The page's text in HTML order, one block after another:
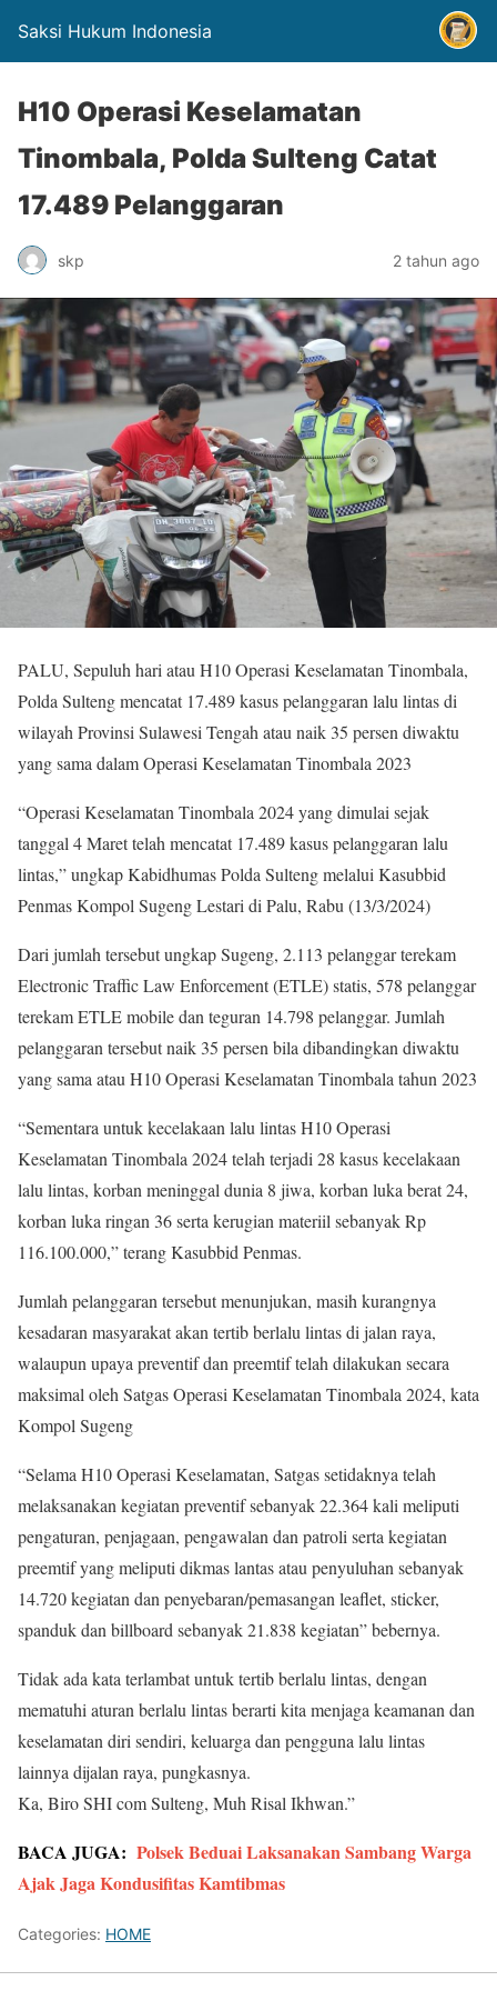
Saksi Hukum Indonesia
H10 Operasi Keselamatan
Tinombala, Polda Sulteng Catat
17.489 Pelanggaran
skp 2 tahun ago
PALU, Sepuluh hari atau H10 Operasi Keselamatan Tinombala,
Polda Sulteng mencatat 17.489 kasus pelanggaran lalu lintas di
wilayah Provinsi Sulawesi Tengah atau naik 35 persen diwaktu
yang sama dalam Operasi Keselamatan Tinombala 2023
“Operasi Keselamatan Tinombala 2024 yang dimulai sejak
tanggal 4 Maret telah mencatat 17.489 kasus pelanggaran lalu
lintas,” ungkap Kabidhumas Polda Sulteng melalui Kasubbid
Penmas Kompol Sugeng Lestari di Palu, Rabu (13/3/2024)
Dari jumlah tersebut ungkap Sugeng, 2.113 pelanggar terekam
Electronic Traffic Law Enforcement (ETLE) statis, 578 pelanggar
terekam ETLE mobile dan teguran 14.798 pelanggar. Jumlah
pelanggaran tersebut naik 35 persen bila dibandingkan diwaktu
yang sama atau H10 Operasi Keselamatan Tinombala tahun 2023
“Sementara untuk kecelakaan lalu lintas H10 Operasi
Keselamatan Tinombala 2024 telah terjadi 28 kasus kecelakaan
lalu lintas, korban meninggal dunia 8 jiwa, korban luka berat 24,
korban luka ringan 36 serta kerugian materiil sebanyak Rp
116.100.000,” terang Kasubbid Penmas.
Jumlah pelanggaran tersebut menunjukan, masih kurangnya
kesadaran masyarakat akan tertib berlalu lintas di jalan raya,
walaupun upaya preventif dan preemtif telah dilakukan secara
maksimal oleh Satgas Operasi Keselamatan Tinombala 2024, kata
Kompol Sugeng
“Selama H10 Operasi Keselamatan, Satgas setidaknya telah
melaksanakan kegiatan preventif sebanyak 22.364 kali meliputi
pengaturan, penjagaan, pengawalan dan patroli serta kegiatan
preemtif yang meliputi dikmas lantas atau penyuluhan sebanyak
14.720 kegiatan dan penyebaran/pemasangan leaflet, sticker,
spanduk dan billboard sebanyak 21.838 kegiatan” bebernya.
Tidak ada kata terlambat untuk tertib berlalu lintas, dengan
mematuhi aturan berlalu lintas berarti kita menjaga keamanan dan
keselamatan diri sendiri, keluarga dan pengguna lalu lintas
lainnya dijalan raya, pungkasnya.
Ka, Biro SHI com Sulteng, Muh Risal Ikhwan.”
BACA JUGA: Polsek Beduai Laksanakan Sambang Warga
Ajak Jaga Kondusifitas Kamtibmas
Categories: HOME